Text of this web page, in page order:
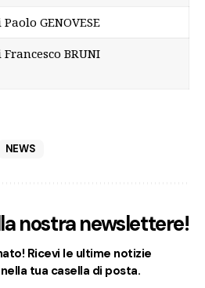
Paolo GENOVESE
Francesco BRUNI
NEWS
nostra newslettere!
Ricevi le ultime notizie
tua casella di posta.